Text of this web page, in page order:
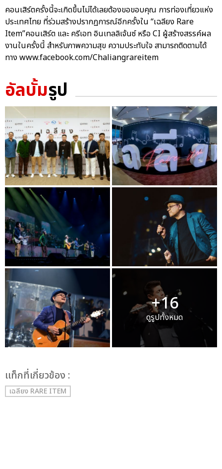
คอนเสิร์ตครั้งนี้จะเกิดขึ้นไม่ได้เลยต้องขอขอบคุณ การท่องเที่ยวแห่ง
ประเทศไทย ที่ร่วมสร้างปรากฏการณ์อีกครั้งใน “เฉลียง Rare
Item”คอนเสิร์ต และ ครีเอท อินเทลลิเจ้นซ์ หรือ CI ผู้สร้างสรรค์ผล
งานในครั้งนี้ สำหรับภาพความสุข ความประทับใจ สามารถติดตามได้
ทาง www.facebook.com/Chaliangrareitem
อัลบั้มรูป
+16
ดูรูปทั้งหมด
เเท็กที่เกี่ยวข้อง :
เฉลียง RARE ITEM